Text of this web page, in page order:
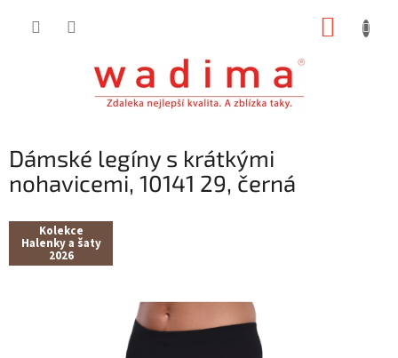
Dámské legíny s krátkými
nohavicemi, 10141 29, černá
Kolekce
Halenky a šaty
2026